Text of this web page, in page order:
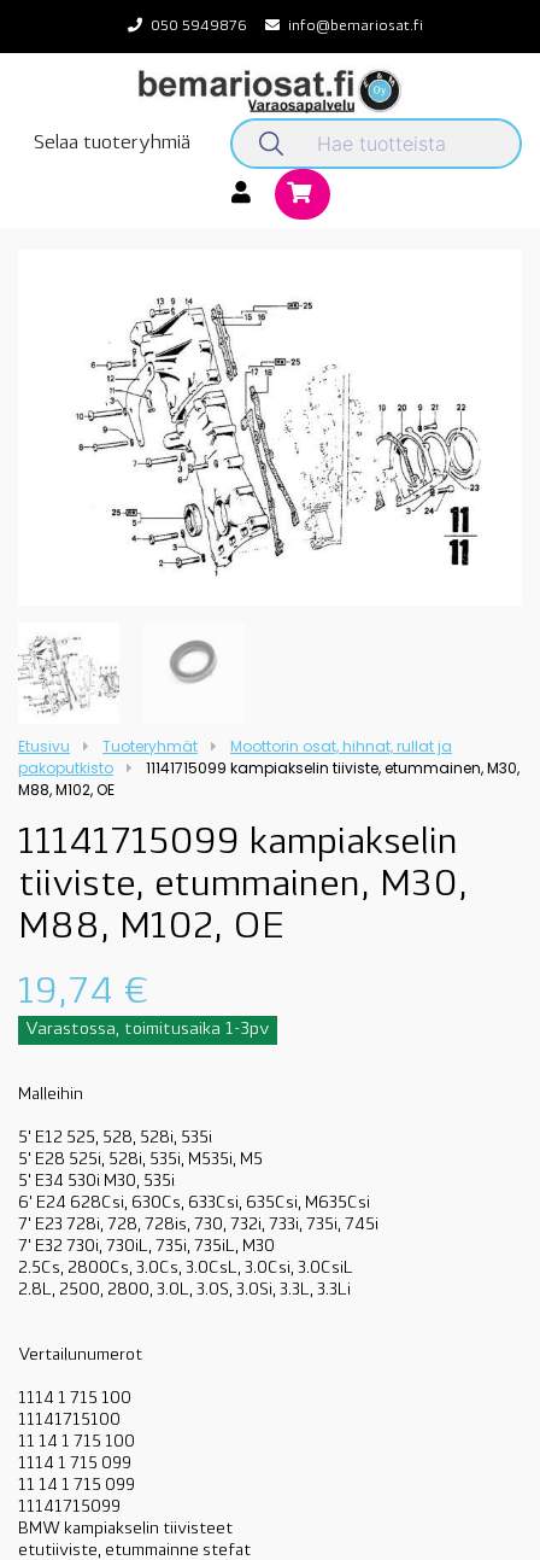
content
050 5949876 info@bemariosat.fi
Selaa tuoteryhmiä
Etusivu Tuoteryhmät
Moottorin osat, hihnat, rullat ja
pakoputkisto
11141715099 kampiakselin tiiviste, etummainen, M30,
M88, M102, OE
11141715099 kampiakselin
tiiviste, etummainen, M30,
M88, M102, OE
19,74 €
Varastossa, toimitusaika 1-3pv
Malleihin
5' E12 525, 528, 528i, 535i
5' E28 525i, 528i, 535i, M535i, M5
5' E34 530i M30, 535i
6' E24 628Csi, 630Cs, 633Csi, 635Csi, M635Csi
7' E23 728i, 728, 728is, 730, 732i, 733i, 735i, 745i
7' E32 730i, 730iL, 735i, 735iL, M30
2.5Cs, 2800Cs, 3.0Cs, 3.0CsL, 3.0Csi, 3.0CsiL
2.8L, 2500, 2800, 3.0L, 3.0S, 3.0Si, 3.3L, 3.3Li
Vertailunumerot
1114 1 715 100
11141715100
11 14 1 715 100
1114 1 715 099
11 14 1 715 099
11141715099
BMW kampiakselin tiivisteet
etutiiviste, etummainne stefat